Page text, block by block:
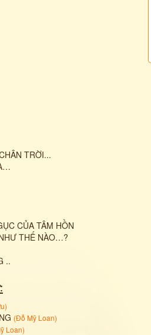
TRỜI...
CỦA TÂM HỒN
THẾ NÀO…?
..
)
(Đỗ Mỹ Loan)
Loan)